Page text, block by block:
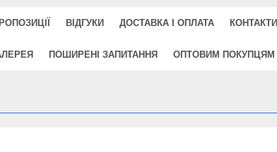
ВІДГУКИ ДОСТАВКА І ОПЛАТА КОНТАКТИ
ПОШИРЕНІ ЗАПИТАННЯ ОПТОВИМ ПОКУПЦЯМ